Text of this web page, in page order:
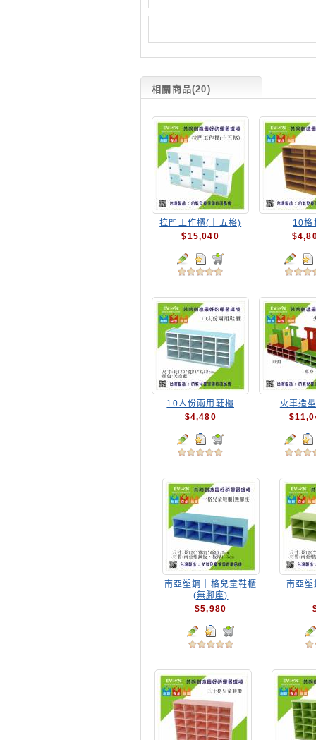
相關商品(20)
拉門工作櫃(十五格)
$15,040
10格
10人份兩用鞋櫃
$4,480
火車造
南亞塑鋼十格兒童鞋櫃
(無腳座)
$5,980
南亞